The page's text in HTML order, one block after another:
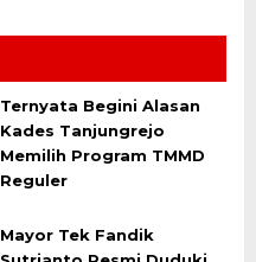
Ternyata Begini Alasan
Kades Tanjungrejo
Memilih Program TMMD
Reguler
Mayor Tek Fandik